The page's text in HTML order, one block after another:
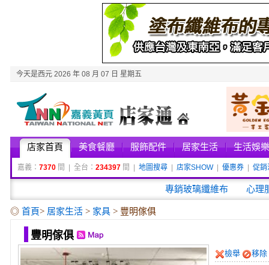
今天是西元 2026 年 08 月 07 日 星期五
店家首頁 美食餐廳 服飾配件 居家生活 生活娛樂
嘉義： 7370 間 | 全台： 234397 間 | 地圖搜尋 店家SHOW| 優惠券 促銷
專銷玻璃纖維布 心理
◎首頁> 居家生活> 家具> 豐明傢俱
豐明傢俱
檢舉 移除